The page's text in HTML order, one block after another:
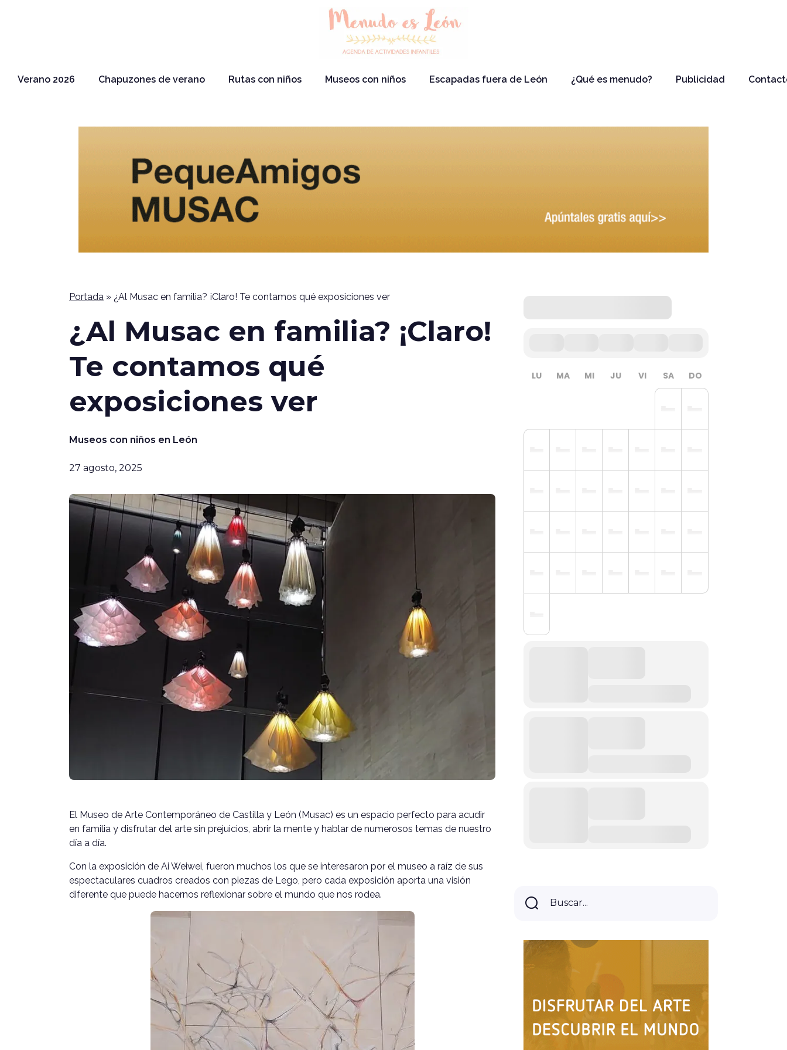
Verano 2026 Chapuzones de verano Rutas con niños Museos con niños Escapadas fuera de León ¿Qué es menudo? Publicidad
Portada » ¿Al Musac en familia? ¡Claro! Te contamos qué exposiciones ver
¿Al Musac en familia? ¡Claro!
Te contamos qué
exposiciones ver
Museos con niños en León
27 agosto, 2025
El Museo de Arte Contemporáneo de Castilla y León (Musac) es un espacio perfecto para acudir
en familia y disfrutar del arte sin prejuicios, abrir la mente y hablar de numerosos temas de nuestro
día a día.
Con la exposición de Ai Weiwei, fueron muchos los que se interesaron por el museo a raíz de sus
espectaculares cuadros creados con piezas de Lego, pero cada exposición aporta una visión
diferente que puede hacernos reflexionar sobre el mundo que nos rodea.
LU MA MI JU VI SA DO
Buscar...
Buscar